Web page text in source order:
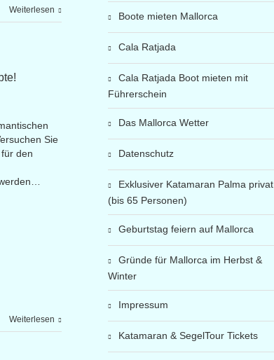
Weiterlesen
Sie
den
Weiterlesen
Boote mieten Mallorca
Cala Ratjada
Cala Ratjada Boot mieten mit
Führerschein
Das Mallorca Wetter
Datenschutz
Exklusiver Katamaran Palma privat
(bis 65 Personen)
Geburtstag feiern auf Mallorca
Gründe für Mallorca im Herbst &
Winter
Impressum
Katamaran & SegelTour Tickets